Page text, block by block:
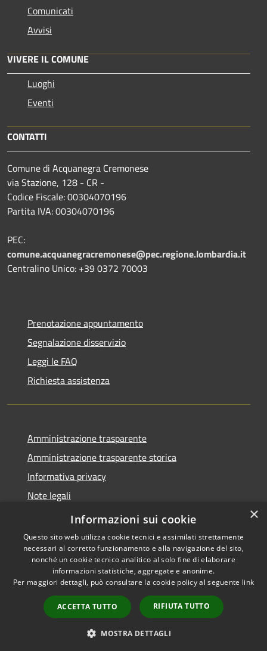
Comunicati
Avvisi
VIVERE IL COMUNE
Luoghi
Eventi
CONTATTI
Comune di Acquanegra Cremonese
via Stazione, 128 - CR -
Codice Fiscale: 00304070196
Partita IVA: 00304070196
PEC:
comune.acquanegracremonese@pec.regione.lombardia.it
Centralino Unico: +39 0372 70003
Prenotazione appuntamento
Segnalazione disservizio
Leggi le FAQ
Richiesta assistenza
Amministrazione trasparente
Amministrazione trasparente storica
Informativa privacy
Note legali
Dichiarazione di accessibilità
Accessibilità
Copyright © 2026 • Comune di
Acquanegra Cremonese •
Powered byMunicipium
Accesso redazione
×
Informazioni sui cookie
Questo sito web utilizza cookie tecnici e assimilati strettamente
necessari al corretto funzionamento e alla navigazione del sito,
nonché un cookie tecnico analitico al solo fine di elaborare
informazioni statistiche, aggregate e anonime.
Per maggiori dettagli, può consultare la cookie policy al seguente link
ACCETTA TUTTO RIFIUTA TUTTO
MOSTRA DETTAGLI